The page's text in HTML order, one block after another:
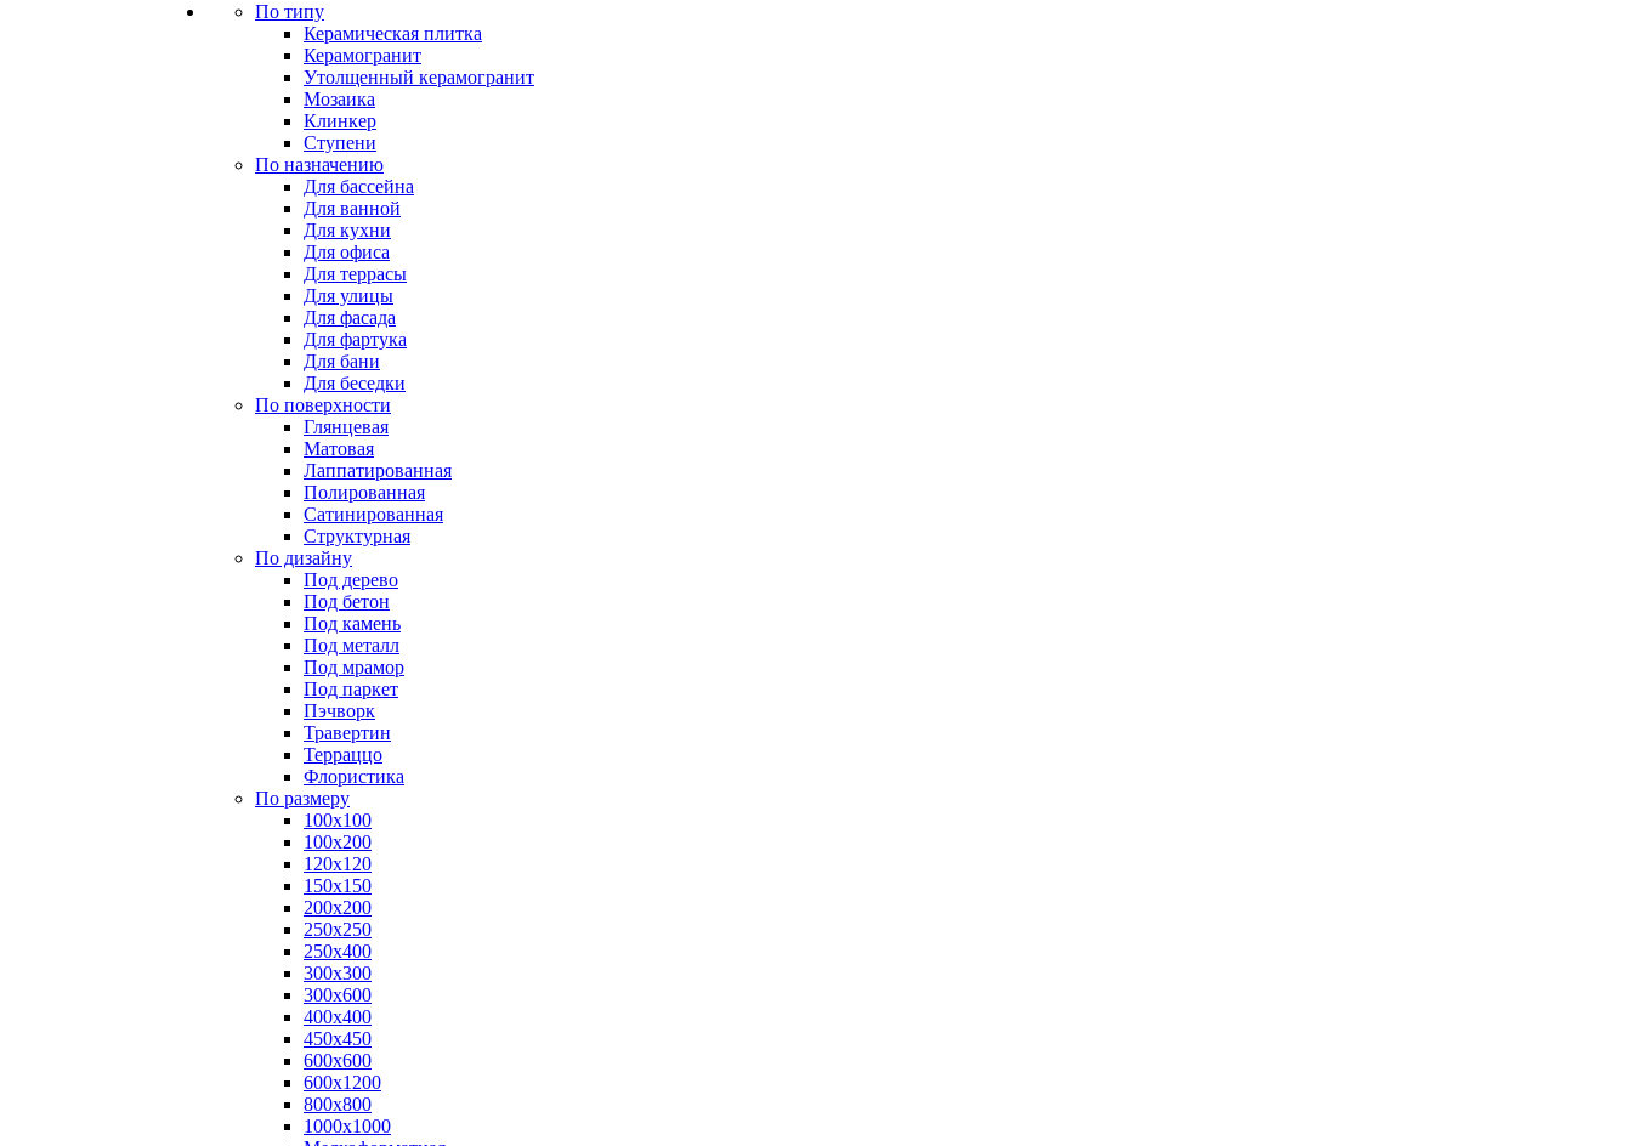
По типу
Керамическая плитка
Керамогранит
Утолщенный керамогранит
Мозаика
Клинкер
Ступени
По назначению
Для бассейна
Для ванной
Для кухни
Для офиса
Для террасы
Для улицы
Для фасада
Для фартука
Для бани
Для беседки
По поверхности
Глянцевая
Матовая
Лаппатированная
Полированная
Сатинированная
Структурная
По дизайну
Под дерево
Под бетон
Под камень
Под металл
Под мрамор
Под паркет
Пэчворк
Травертин
Терраццо
Флористика
По размеру
100х100
100х200
120х120
150х150
200х200
250х250
250х400
300х300
300х600
400х400
450х450
600х600
600х1200
800х800
1000х1000